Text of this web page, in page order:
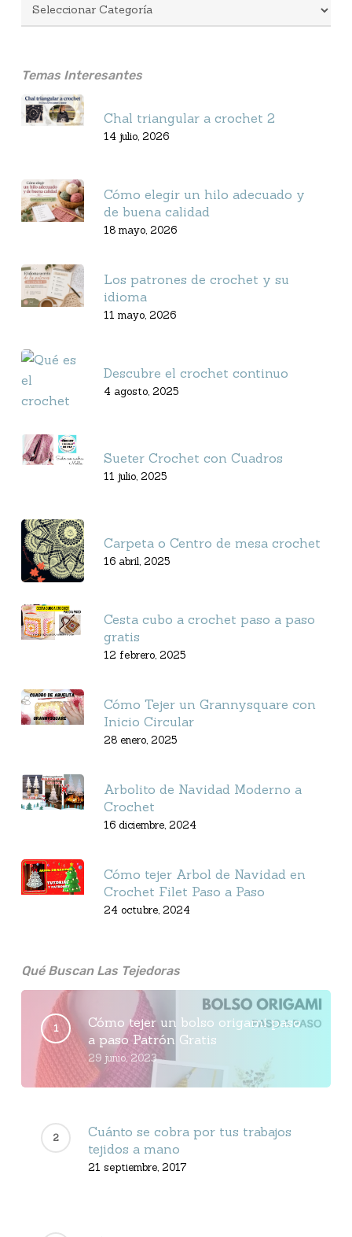
Temas Interesantes
Chal triangular a crochet 2
14 julio, 2026
Cómo elegir un hilo adecuado y
de buena calidad
18 mayo, 2026
Los patrones de crochet y su
idioma
11 mayo, 2026
Descubre el crochet continuo
4 agosto, 2025
Sueter Crochet con Cuadros
11 julio, 2025
Carpeta o Centro de mesa crochet
16 abril, 2025
Cesta cubo a crochet paso a paso
gratis
12 febrero, 2025
Cómo Tejer un Grannysquare con
Inicio Circular
28 enero, 2025
Arbolito de Navidad Moderno a
Crochet
16 diciembre, 2024
Cómo tejer Arbol de Navidad en
Crochet Filet Paso a Paso
24 octubre, 2024
Qué Buscan Las Tejedoras
Cómo tejer un bolso origami paso
a paso Patrón Gratis
29 junio, 2023
Cuánto se cobra por tus trabajos
tejidos a mano
21 septiembre, 2017